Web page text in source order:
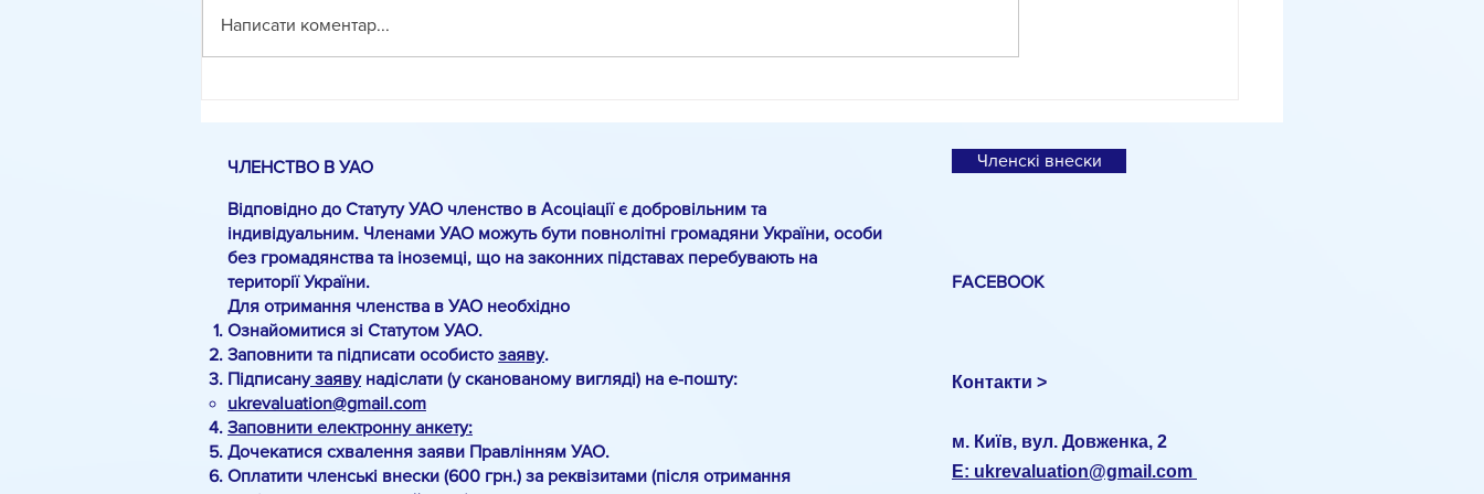
Написати коментар...
ЧЛЕНСТВО В УАО
Відповідно до Статуту УАО членство в Асоціації є добровільним та
індивідуальним. Членами УАО можуть бути повнолітні громадяни України, особи
без громадянства та іноземці, що на законних підставах перебувають на
території України.
Для отримання членства в УАО необхідно
Ознайомитися зі Статутом УАО.
Заповнити та підписати особисто заяву.
Підписанузаявунадіслати (у сканованому вигляді) на е-пошту:
ukrevaluation@gmail.com
Заповнити електронну анкету:
Дочекатися схвалення заяви Правлінням УАО.
Оплатити членські внески (600 грн.) за реквізитами (після отримання
Членскі внески
FACEBOOK
Контакти >
м. Київ, вул. Довженка, 2
E: ukrevaluation@gmail.com